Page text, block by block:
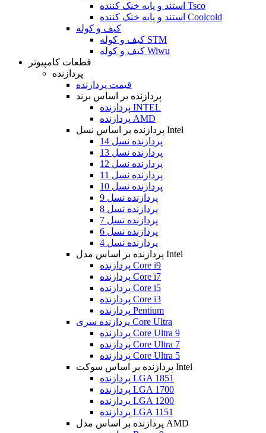
استند و پایه خنک کننده Tsco
استند و پایه خنک کننده Coolcold
کیف و کوله
کیف و کوله STM
کیف و کوله Wiwu
قطعات کامپیوتر
پردازنده
قیمت پردازنده
پردازنده بر اساس برند
پردازنده INTEL
پردازنده AMD
پردازنده بر اساس نسل Intel
پردازنده نسل 14
پردازنده نسل 13
پردازنده نسل 12
پردازنده نسل 11
پردازنده نسل 10
پردازنده نسل 9
پردازنده نسل 8
پردازنده نسل 7
پردازنده نسل 6
پردازنده نسل 4
پردازنده بر اساس مدل Intel
پردازنده Core i9
پردازنده Core i7
پردازنده Core i5
پردازنده Core i3
پردازنده Pentium
پردازنده سری Core Ultra
پردازنده Core Ultra 9
پردازنده Core Ultra 7
پردازنده Core Ultra 5
پردازنده بر اساس سوکت Intel
پردازنده LGA 1851
پردازنده LGA 1700
پردازنده LGA 1200
پردازنده LGA 1151
پردازنده بر اساس مدل AMD